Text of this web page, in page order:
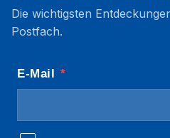
Die wichtigsten
Postfach.